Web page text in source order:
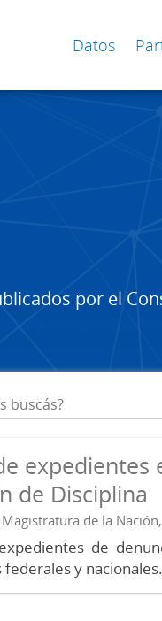
Datos
por el
expedientes
de Disciplina
de la
de
y nacionales.